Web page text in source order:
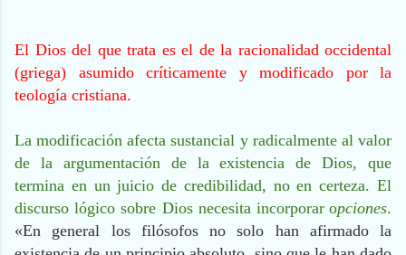
El Dios del que trata es el de la racionalidad occidental
(griega) asumido críticamente y modificado por la
teología cristiana.
La modificación afecta sustancial y radicalmente al valor
de la argumentación de la existencia de Dios, que
termina en un juicio de credibilidad, no en certeza. El
discurso lógico sobre Dios necesita incorporar opciones.
«En general los filósofos no solo han afirmado la